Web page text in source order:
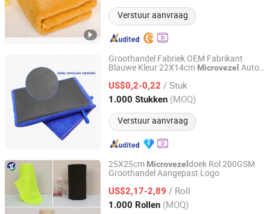
Verstuur aanvraag
Groothandel Fabriek OEM Fabrikant
Blauwe Kleur 22X14cm Microvezel Auto
US$0,2-0,22 / Stuk
1.000 Stukken (MOQ)
Verstuur aanvraag
Jiangsu Miaohong Environmental Protection New
Material Co., Ltd.
Jiangsu, China Sinds 2021
25X25cm Microvezel doek Rol 200GSM
Groothandel Aangepast Logo
US$2,17-2,89 / Roll
1.000 Rollen (MOQ)
Linyi Jiebaili Commodity Co., Ltd.
Shandong, China Sinds 2019